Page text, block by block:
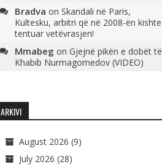
Bradva on Skandali në Paris,
Kultesku, arbitri që në 2008-ën kishte
tentuar vetëvrasjen!
Mmabeg on Gjejnë pikën e dobët të
Khabib Nurmagomedov (VIDEO)
ARKIVI
August 2026 (9)
July 2026 (28)